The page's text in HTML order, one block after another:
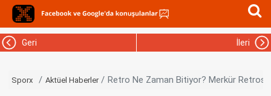
Geri İleri
Sporx Aktüel Haberler Retro Ne Zaman Bitiyor? Merkür